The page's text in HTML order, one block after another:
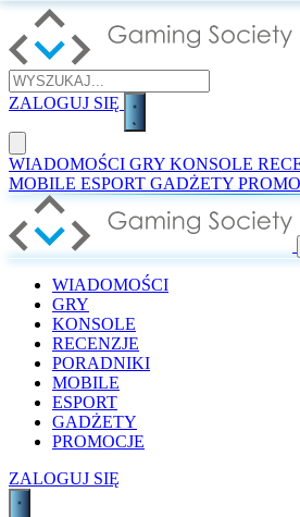
ZALOGUJ SIĘ
WIADOMOŚCI GRY KONSOLE
MOBILE ESPORT GADŻETY
WIADOMOŚCI
GRY
KONSOLE
RECENZJE
PORADNIKI
MOBILE
ESPORT
GADŻETY
PROMOCJE
ZALOGUJ SIĘ